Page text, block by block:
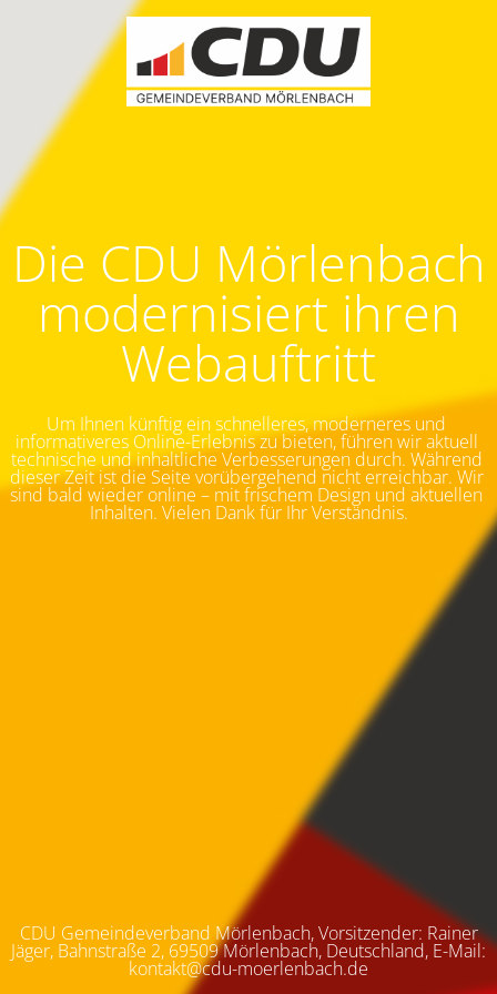
Die CDU Mörlenbach
modernisiert ihren
Webauftritt
Um Ihnen künftig ein schnelleres, moderneres und
informativeres Online-Erlebnis zu bieten, führen wir aktuell
technische und inhaltliche Verbesserungen durch. Während
dieser Zeit ist die Seite vorübergehend nicht erreichbar. Wir
sind bald wieder online – mit frischem Design und aktuellen
Inhalten. Vielen Dank für Ihr Verständnis.
CDU Gemeindeverband Mörlenbach, Vorsitzender: Rainer
Jäger, Bahnstraße 2, 69509 Mörlenbach, Deutschland, E-Mail:
kontakt@cdu-moerlenbach.de